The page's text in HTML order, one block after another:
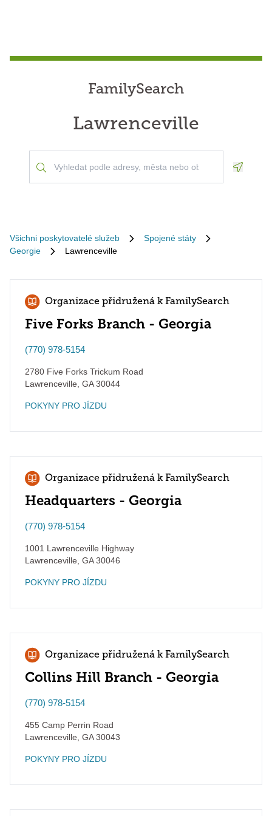
FamilySearch
Lawrenceville
Všichni poskytovatelé služeb
Spojené státy
Georgie
Lawrenceville
Organizace přidružená k FamilySearch
Five Forks Branch - Georgia
(770) 978-5154
2780 Five Forks Trickum Road
Lawrenceville GA30044
POKYNY PRO JÍZDU
Organizace přidružená k FamilySearch
Headquarters - Georgia
(770) 978-5154
1001 Lawrenceville Highway
Lawrenceville GA30046
POKYNY PRO JÍZDU
Organizace přidružená k FamilySearch
Collins Hill Branch - Georgia
(770) 978-5154
455 Camp Perrin Road
Lawrenceville GA30043
POKYNY PRO JÍZDU